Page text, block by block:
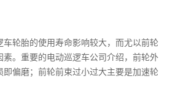
轮胎的使用寿命影响较大，而尤以前轮
。重要的电动巡逻车公司介绍，前轮外
偏磨；前轮前束过小过大主要是加速轮